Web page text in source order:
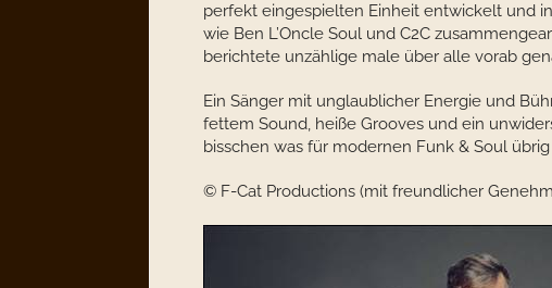
perfekt eingespielten Einheit entwickelt und
wie Ben L’Oncle Soul und C2C
berichtete unzählige male über alle vorab
Ein Sänger mit unglaublicher Energie und
fettem Sound, heiße Grooves und ein
bisschen was für modernen Funk & Soul
© F-Cat Productions (mit freundlicher